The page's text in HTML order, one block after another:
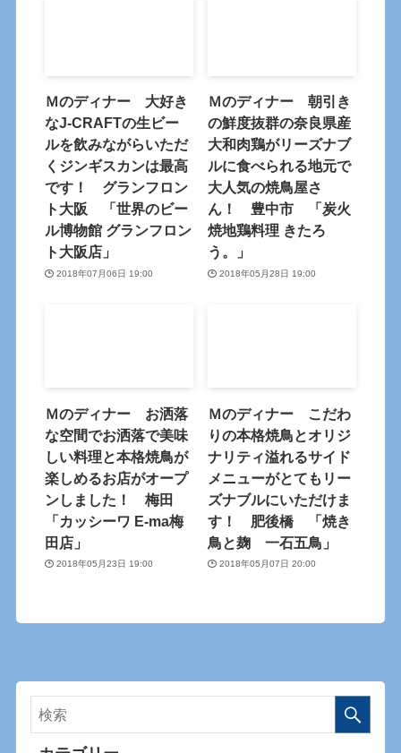
Ｍのディナー 大好き
なJ-CRAFTの生ビー
ルを飲みながらいただ
くジンギスカンは最高
です！ グランフロン
ト大阪 「世界のビー
ル博物館 グランフロン
ト大阪店」
2018年07月06日 19:00
Ｍのディナー 朝引き
の鮮度抜群の奈良県産
大和肉鶏がリーズナブ
ルに食べられる地元で
大人気の焼鳥屋さ
ん！ 豊中市 「炭火
焼地鶏料理 きたろ
う。」
2018年05月28日 19:00
Ｍのディナー お洒落
な空間でお洒落で美味
しい料理と本格焼鳥が
楽しめるお店がオープ
ンしました！ 梅田
「カッシーワ E-ma梅
田店」
2018年05月23日 19:00
Ｍのディナー こだわ
りの本格焼鳥とオリジ
ナリティ溢れるサイド
メニューがとてもリー
ズナブルにいただけま
す！ 肥後橋 「焼き
鳥と麹 一石五鳥」
2018年05月07日 20:00